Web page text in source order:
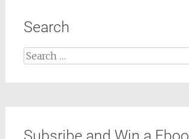
Search
Search